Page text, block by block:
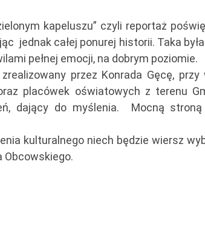
kapeluszu” czyli reportaż
jednak całej ponurej historii. Taka
pełnej emocji, na dobrym poziomie.
przez Konrada Gęcę, przy
placówek oświatowych z terenu
dający do myślenia. Mocną
kulturalnego niech będzie wiersz